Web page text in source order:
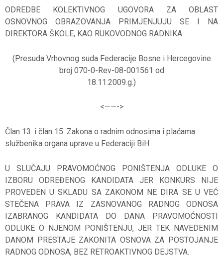
ODREDBE KOLEKTIVNOG UGOVORA ZA OBLAST
OSNOVNOG OBRAZOVANJA PRIMJENJUJU SE I NA
DIREKTORA ŠKOLE, KAO RUKOVODNOG RADNIKA.
(Presuda Vrhovnog suda Federacije Bosne i Hercegovine
broj 070-0-Rev-08-001561 od
18.11.2009.g.)
<——->
Član 13. i član 15. Zakona o radnim odnosima i plaćama
službenika organa uprave u Federaciji BiH
U SLUČAJU PRAVOMOĆNOG PONIŠTENJA ODLUKE O
IZBORU ODREĐENOG KANDIDATA JER KONKURS NIJE
PROVEDEN U SKLADU SA ZAKONOM NE DIRA SE U VEĆ
STEČENA PRAVA IZ ZASNOVANOG RADNOG ODNOSA
IZABRANOG KANDIDATA DO DANA PRAVOMOĆNOSTI
ODLUKE O NJENOM PONIŠTENJU, JER TEK NAVEDENIM
DANOM PRESTAJE ZAKONITA OSNOVA ZA POSTOJANJE
RADNOG ODNOSA, BEZ RETROAKTIVNOG DEJSTVA.